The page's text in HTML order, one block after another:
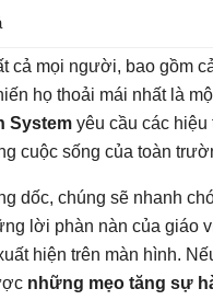
cả mọi người, bao gồm
họ thoải mái nhất là
System yêu cầu các
cuộc sống của toàn
dốc, chúng sẽ nhanh
lời phàn nàn của giáo
hiện trên màn hình.
những mẹo tăng sự